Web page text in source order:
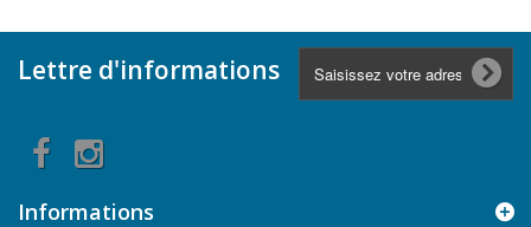
Lettre d'informations
Informations